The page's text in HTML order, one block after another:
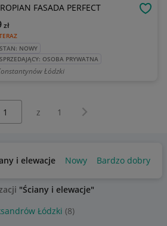
FASADA PERFECT
zł
STAN: NOWY
SPRZEDAJĄCY: OSOBA PRYWATNA
Łódzki
z 1 Następna strona
i elewacje Nowy Bardzo dobry
"Ściany i elewacje"
Łódzki (8)